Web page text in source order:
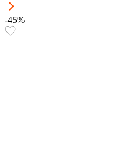
-45%